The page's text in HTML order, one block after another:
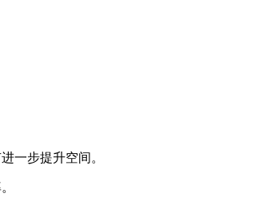
一步提升空间。